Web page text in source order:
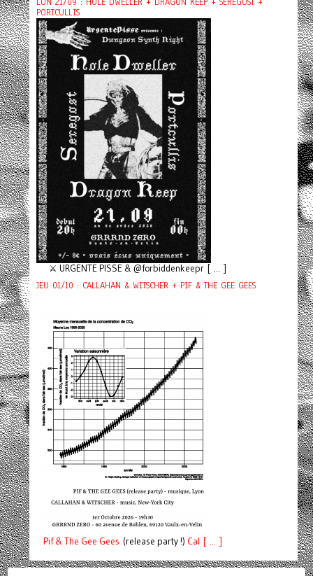
PORTCULLIS
⚔️ URGENTE PISSE & @forbiddenkeepr [ ... ]
JEU 01/10 : CALLAHAN & WITSCHER + PIF & THE GEE GEES
Pif& The Gee Gees (release party !) Cal [ ... ]